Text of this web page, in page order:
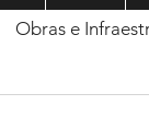
Obras e